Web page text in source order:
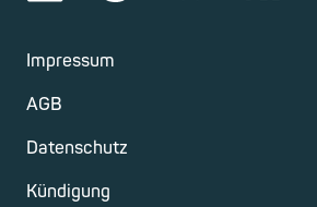
Impressum
AGB
Datenschutz
Kündigung